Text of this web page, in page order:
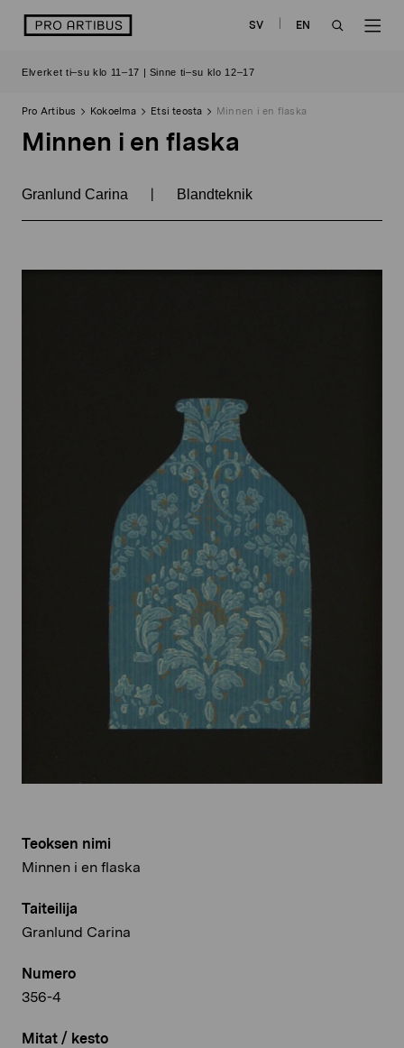
sisältöön
logo SV
EN
Elverket ti–su klo 11–17 | Sinne ti–su klo 12–17
Pro Artibus Kokoelma Etsi teosta Minnen i en flaska
Minnen i en flaska
Granlund Carina | Blandteknik
Teoksen nimi
Minnen i en flaska
Taiteilija
Granlund Carina
Numero
356-4
Mitat / kesto